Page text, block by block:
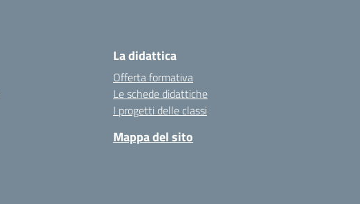
La didattica
Offerta formativa
Le schede didattiche
I progetti delle classi
Mappa del sito